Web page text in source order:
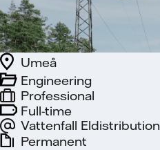
Full-time
Vattenfall Eldistribution
Engineering
Umeå
Professional
Permanent